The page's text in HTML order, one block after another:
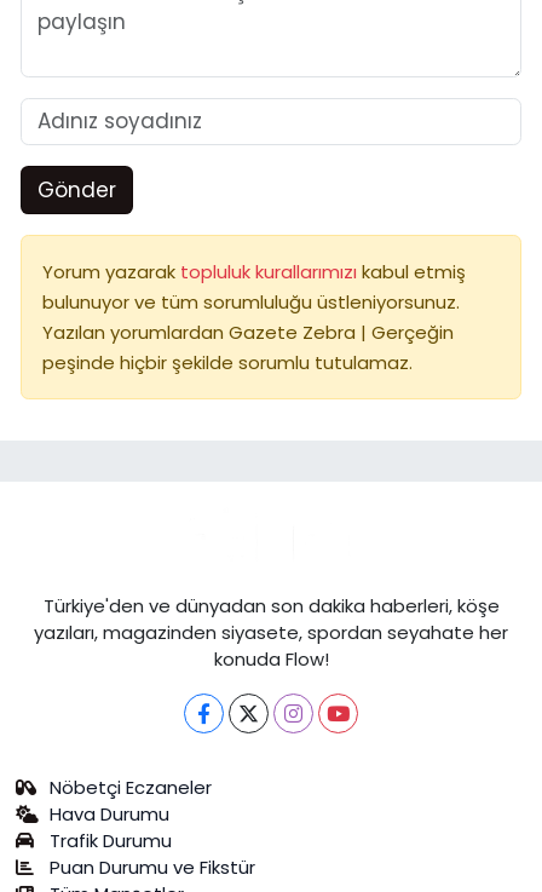
Gönder
Yorum yazarak topluluk kurallarımızı kabul etmiş
bulunuyor ve tüm sorumluluğu üstleniyorsunuz.
Yazılan yorumlardan Gazete Zebra | Gerçeğin
peşinde hiçbir şekilde sorumlu tutulamaz.
Türkiye'den ve dünyadan son dakika haberleri, köşe
yazıları, magazinden siyasete, spordan seyahate her
konuda Flow!
Nöbetçi Eczaneler
Hava Durumu
Trafik Durumu
Puan Durumu ve Fikstür